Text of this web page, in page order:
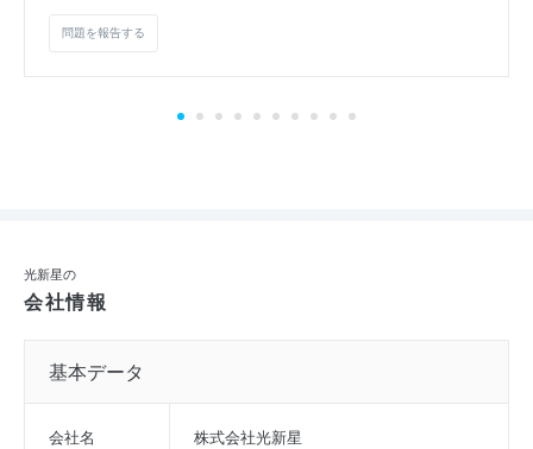
問題を報告する
光新星の
会社情報
基本データ
会社名 株式会社光新星